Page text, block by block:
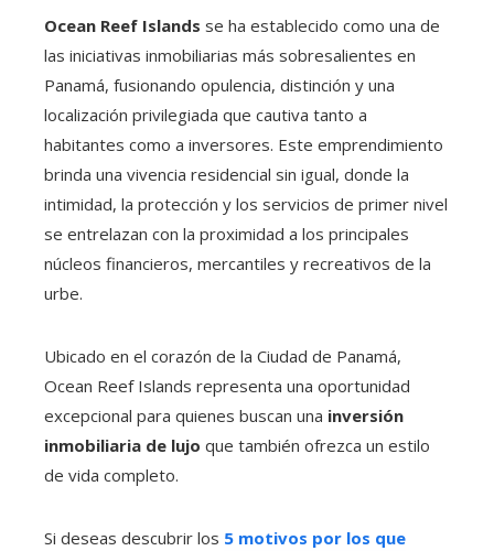
Ocean Reef Islands se ha establecido como una de
las iniciativas inmobiliarias más sobresalientes en
Panamá, fusionando opulencia, distinción y una
localización privilegiada que cautiva tanto a
habitantes como a inversores. Este emprendimiento
brinda una vivencia residencial sin igual, donde la
intimidad, la protección y los servicios de primer nivel
se entrelazan con la proximidad a los principales
núcleos financieros, mercantiles y recreativos de la
urbe.
Ubicado en el corazón de la Ciudad de Panamá,
Ocean Reef Islands representa una oportunidad
excepcional para quienes buscan una inversión
inmobiliaria de lujo que también ofrezca un estilo
de vida completo.
Si deseas descubrir los 5 motivos por los que